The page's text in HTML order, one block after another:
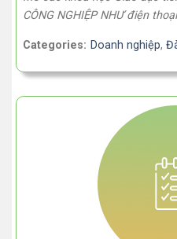
CÔNG NGHIỆP NHƯ điện
Categories: Doanh nghiệp,